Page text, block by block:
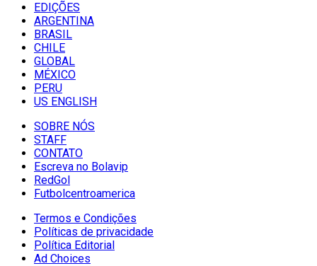
EDIÇÕES
ARGENTINA
BRASIL
CHILE
GLOBAL
MÉXICO
PERU
US ENGLISH
SOBRE NÓS
STAFF
CONTATO
Escreva no Bolavip
RedGol
Futbolcentroamerica
Termos e Condições
Políticas de privacidade
Política Editorial
Ad Choices